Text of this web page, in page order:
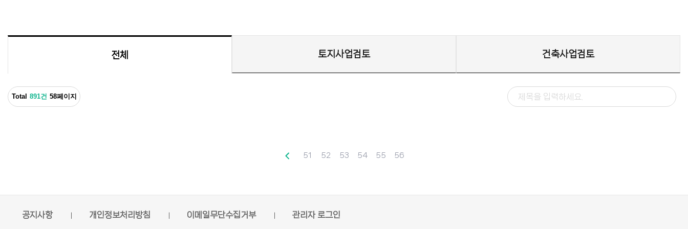
전체 토지사업검토 건축사업검토
Total 891건 58페이지
51 52 53 54 55 56
공지사항 개인정보처리방침 이메일무단수집거부 관리자 로그인